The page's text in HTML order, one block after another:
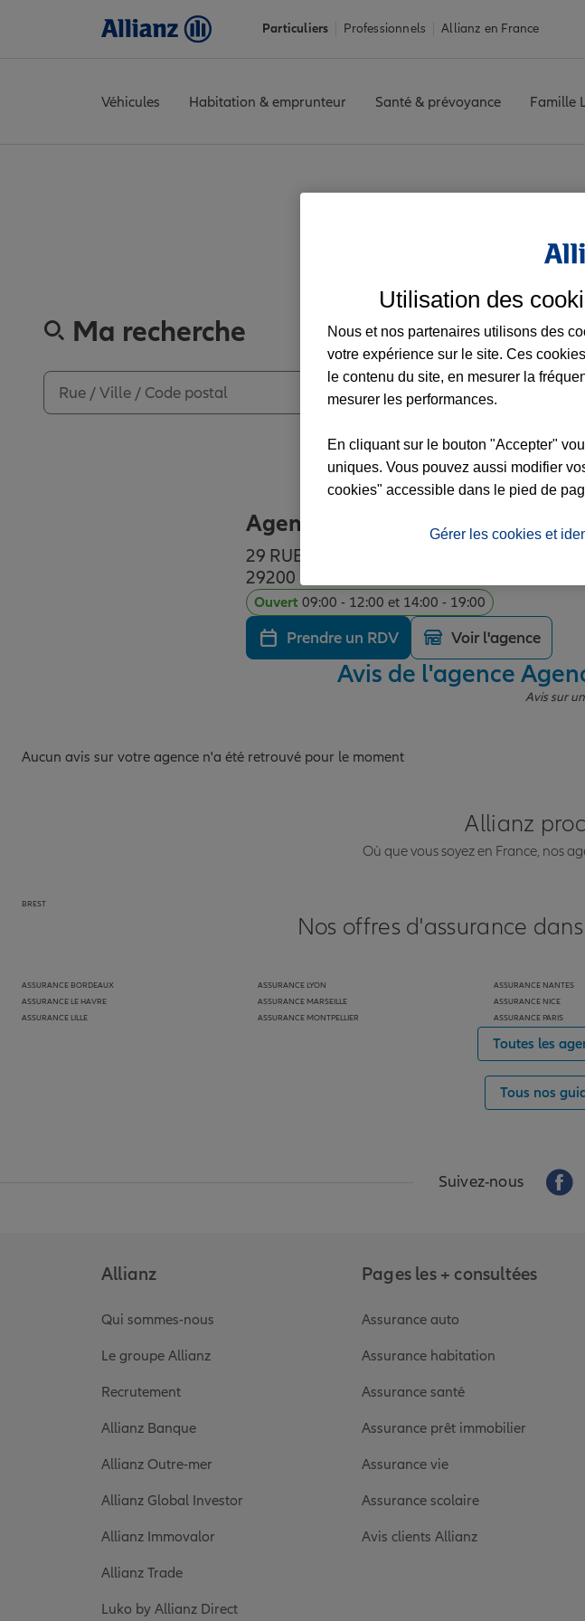
Particuliers Professionnels Allianz en France
Véhicules Habitation & emprunteur Santé & prévoyance Famille
Découvrez les avis de
Ma recherche
Agence BREST IROISE EXPERT
29 RUE NICEPHORE NIEPCE
29200 BREST
Ouvert 09:00 - 12:00 et 14:00 - 19:00
Prendre un RDV Voir l'agence
Avis de l'agence
Avis sur
Aucun avis sur votre agence n'a été retrouvé pour le moment
Allianz
Où que vous soyez en France, nos
BREST
Nos offres d'assurance
ASSURANCE BORDEAUX
ASSURANCE LE HAVRE
ASSURANCE LILLE
ASSURANCE LYON
ASSURANCE MARSEILLE
ASSURANCE MONTPELLIER
ASSURANCE NANTES
ASSURANCE NICE
ASSURANCE PARIS
Toutes les
Tous nos
Suivez-nous
Allianz
Qui sommes-nous
Le groupe Allianz
Recrutement
Allianz Banque
Allianz Outre-mer
Allianz Global Investor
Allianz Immovalor
Allianz Trade
Luko by Allianz Direct
Pages les + consultées
Assurance auto
Assurance habitation
Assurance santé
Assurance prêt immobilier
Assurance vie
Assurance scolaire
Avis clients Allianz
Utilisation des
Nous et nos partenaires utilisons des
votre expérience sur le site. Ces
le contenu du site, en mesurer la
mesurer les performances.
En cliquant sur le bouton "Accepter"
uniques. Vous pouvez aussi modifier
cookies" accessible dans le pied de
Gérer les cookies et